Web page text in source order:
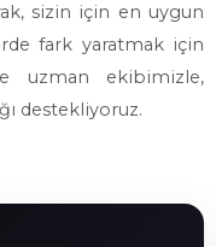
sizin için en uygun
fark yaratmak için
uzman ekibimizle,
destekliyoruz.